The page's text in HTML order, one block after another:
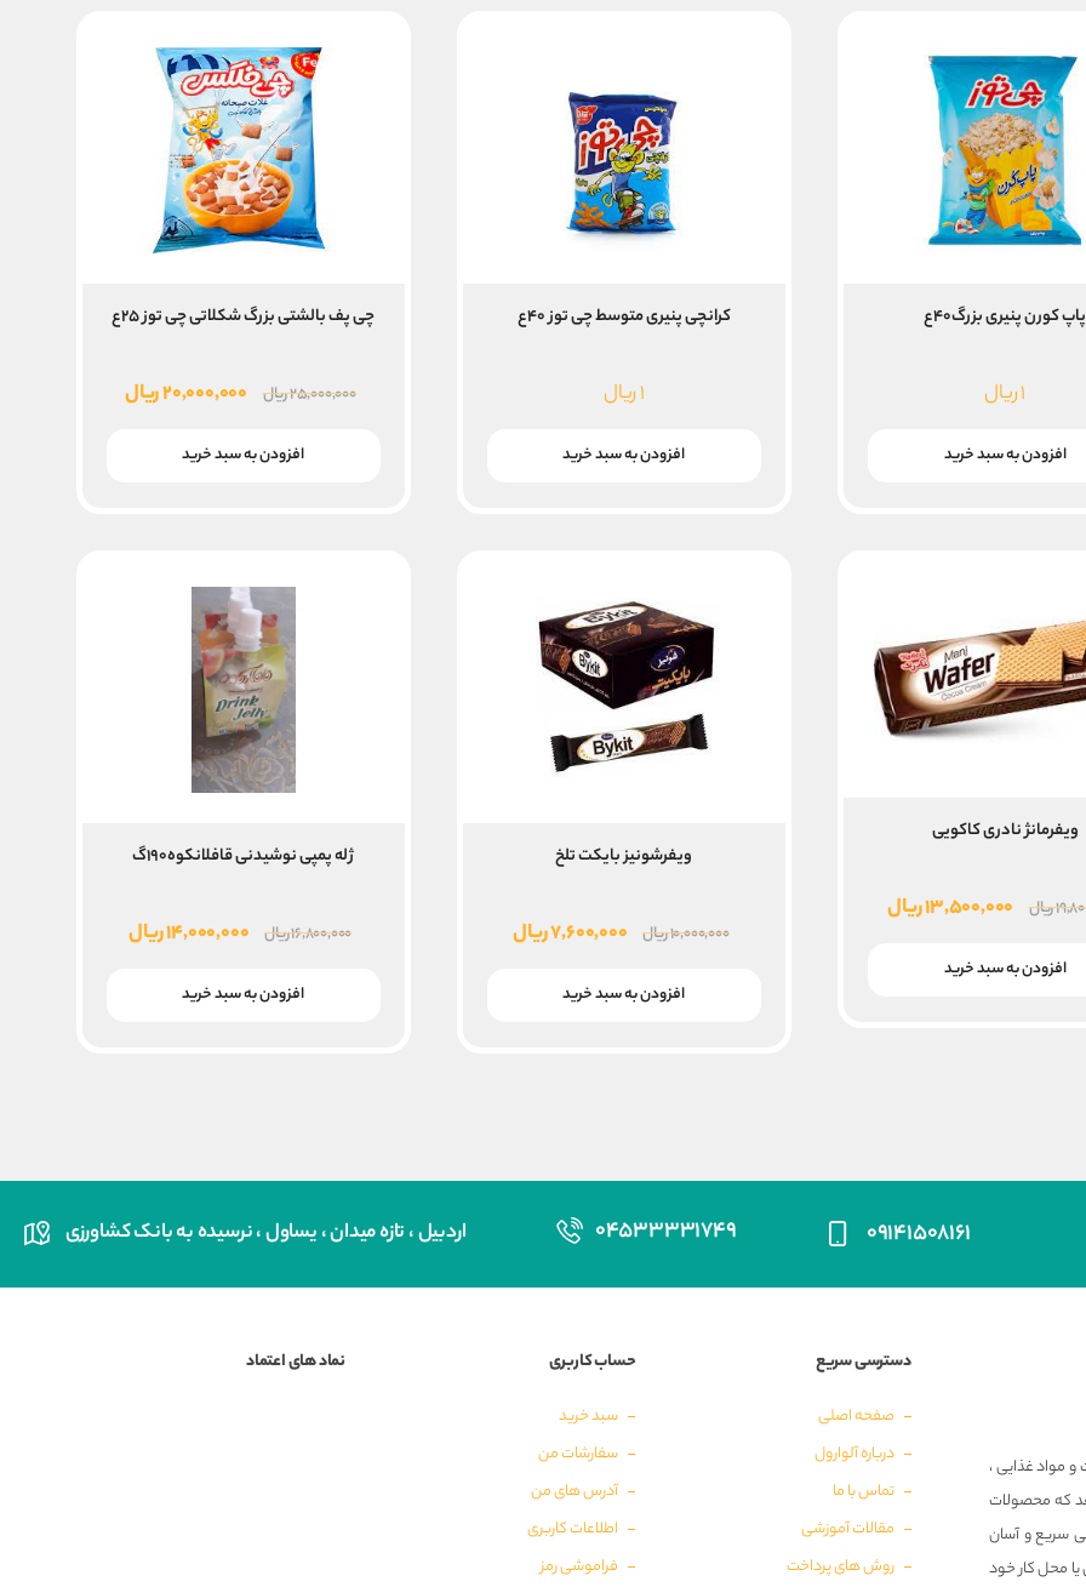
پاپ کورن پنیری بزرگ۴۰ع
۱ریال
افزودن به سبد خرید
کرانچی پنیری متوسط چی توز ۴۰ع
۱ریال
افزودن به سبد خرید
چی پف بالشتی بزرگ شکلاتی چی توز ۲۵ع
۲۵,۰۰۰,۰۰۰ریال
قیمت
۲۰,۰۰۰,۰۰۰ریالقیمت
افزودن به سبد خرید
ویفرمانژ نادری کاکویی
ریال
قیمت
۱۳,۵۰۰,۰۰۰ریالقیمت
افزودن به سبد خرید
ویفرشونیز بایکت تلخ
۱۰,۰۰۰,۰۰۰ریال
قیمت
۷,۶۰۰,۰۰۰ریالقیمت
افزودن به سبد خرید
ژله پمپی نوشیدنی قافلانکوه۱۹۰گ
۱۶,۸۰۰,۰۰۰ریال
قیمت
۱۴,۰۰۰,۰۰۰ریالقیمت
افزودن به سبد خرید
۰۹۱۴۱۵۰۸۱۶۱ ۰۴۵۳۳۳۳۱۷۴۹ اردبیل ، تازه میدان ، یساول ، نرسیده به بانک کشاورزی
مواد غذایی ،
که محصولات
سریع و آسان
یا محل کار خود
دسترسی سریع
صفحه اصلی
درباره آلوارول
تماس با ما
مقالات آموزشی
روش های پرداخت
حساب کاربری
سبد خرید
سفارشات من
آدرس های من
اطلاعات کاربری
فراموشی رمز
نماد های اعتماد